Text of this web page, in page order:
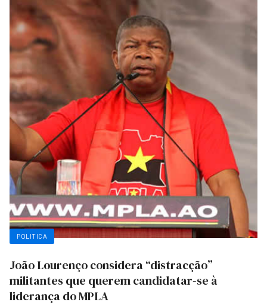
POLITICA
João Lourenço considera “distracção”
militantes que querem candidatar-se à
liderança do MPLA